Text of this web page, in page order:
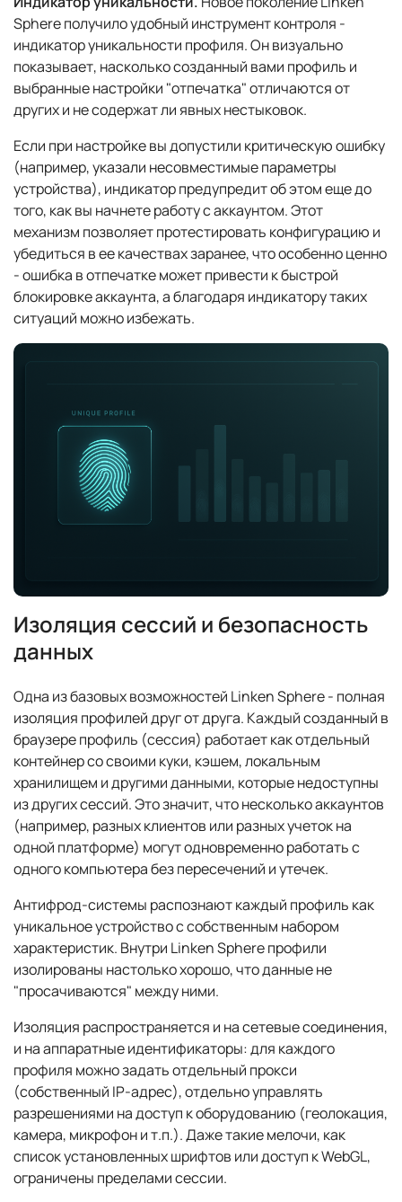
Sphere получило удобный инструмент контроля -
индикатор уникальности профиля. Он визуально
показывает, насколько созданный вами профиль и
выбранные настройки "отпечатка" отличаются от
других и не содержат ли явных нестыковок.
Если при настройке вы допустили критическую ошибку
(например, указали несовместимые параметры
устройства), индикатор предупредит об этом еще до
того, как вы начнете работу с аккаунтом. Этот
механизм позволяет протестировать конфигурацию и
убедиться в ее качествах заранее, что особенно ценно
- ошибка в отпечатке может привести к быстрой
блокировке аккаунта, а благодаря индикатору таких
ситуаций можно избежать.
Изоляция сессий и безопасность
данных
Одна из базовых возможностей Linken Sphere - полная
изоляция профилей друг от друга. Каждый созданный в
браузере профиль (сессия) работает как отдельный
контейнер со своими куки, кэшем, локальным
хранилищем и другими данными, которые недоступны
из других сессий. Это значит, что несколько аккаунтов
(например, разных клиентов или разных учеток на
одной платформе) могут одновременно работать с
одного компьютера без пересечений и утечек.
Антифрод-системы распознают каждый профиль как
уникальное устройство с собственным набором
характеристик. Внутри Linken Sphere профили
изолированы настолько хорошо, что данные не
"просачиваются" между ними.
Изоляция распространяется и на сетевые соединения,
и на аппаратные идентификаторы: для каждого
профиля можно задать отдельный прокси
(собственный IP-адрес), отдельно управлять
разрешениями на доступ к оборудованию (геолокация,
камера, микрофон и т.п.). Даже такие мелочи, как
список установленных шрифтов или доступ к WebGL,
ограничены пределами сессии.